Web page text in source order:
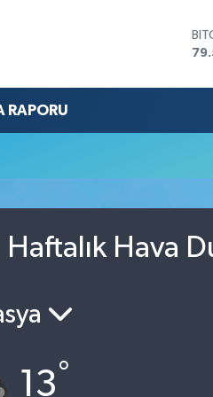
RAPORU
Hava
13°